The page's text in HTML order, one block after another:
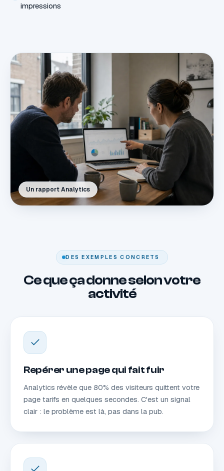
impressions
Un rapport Analytics
DES EXEMPLES CONCRETS
Ce que ça donne selon votre
activité
Repérer une page qui fait fuir
Analytics révèle que 80% des visiteurs quittent votre
page tarifs en quelques secondes. C'est un signal
clair : le problème est là, pas dans la pub.